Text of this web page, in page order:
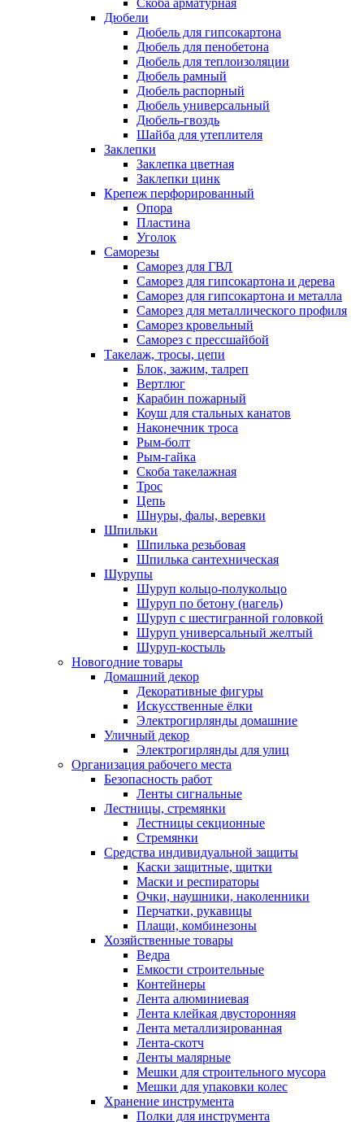
Скоба арматурная
Дюбели
Дюбель для гипсокартона
Дюбель для пенобетона
Дюбель для теплоизоляции
Дюбель рамный
Дюбель распорный
Дюбель универсальный
Дюбель-гвоздь
Шайба для утеплителя
Заклепки
Заклепка цветная
Заклепки цинк
Крепеж перфорированный
Опора
Пластина
Уголок
Саморезы
Саморез для ГВЛ
Саморез для гипсокартона и дерева
Саморез для гипсокартона и металла
Саморез для металлического профиля
Саморез кровельный
Саморез с прессшайбой
Такелаж, тросы, цепи
Блок, зажим, талреп
Вертлюг
Карабин пожарный
Коуш для стальных канатов
Наконечник троса
Рым-болт
Рым-гайка
Скоба такелажная
Трос
Цепь
Шнуры, фалы, веревки
Шпильки
Шпилька резьбовая
Шпилька сантехническая
Шурупы
Шуруп кольцо-полукольцо
Шуруп по бетону (нагель)
Шуруп с шестигранной головкой
Шуруп универсальный желтый
Шуруп-костыль
Новогодние товары
Домашний декор
Декоративные фигуры
Искусственные ёлки
Электрогирлянды домашние
Уличный декор
Электрогирлянды для улиц
Организация рабочего места
Безопасность работ
Ленты сигнальные
Лестницы, стремянки
Лестницы секционные
Стремянки
Средства индивидуальной защиты
Каски защитные, щитки
Маски и респираторы
Очки, наушники, наколенники
Перчатки, рукавицы
Плащи, комбинезоны
Хозяйственные товары
Ведра
Емкости строительные
Контейнеры
Лента алюминиевая
Лента клейкая двусторонняя
Лента металлизированная
Лента-скотч
Ленты малярные
Мешки для строительного мусора
Мешки для упаковки колес
Хранение инструмента
Полки для инструмента